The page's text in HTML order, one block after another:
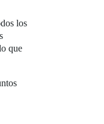
los
que